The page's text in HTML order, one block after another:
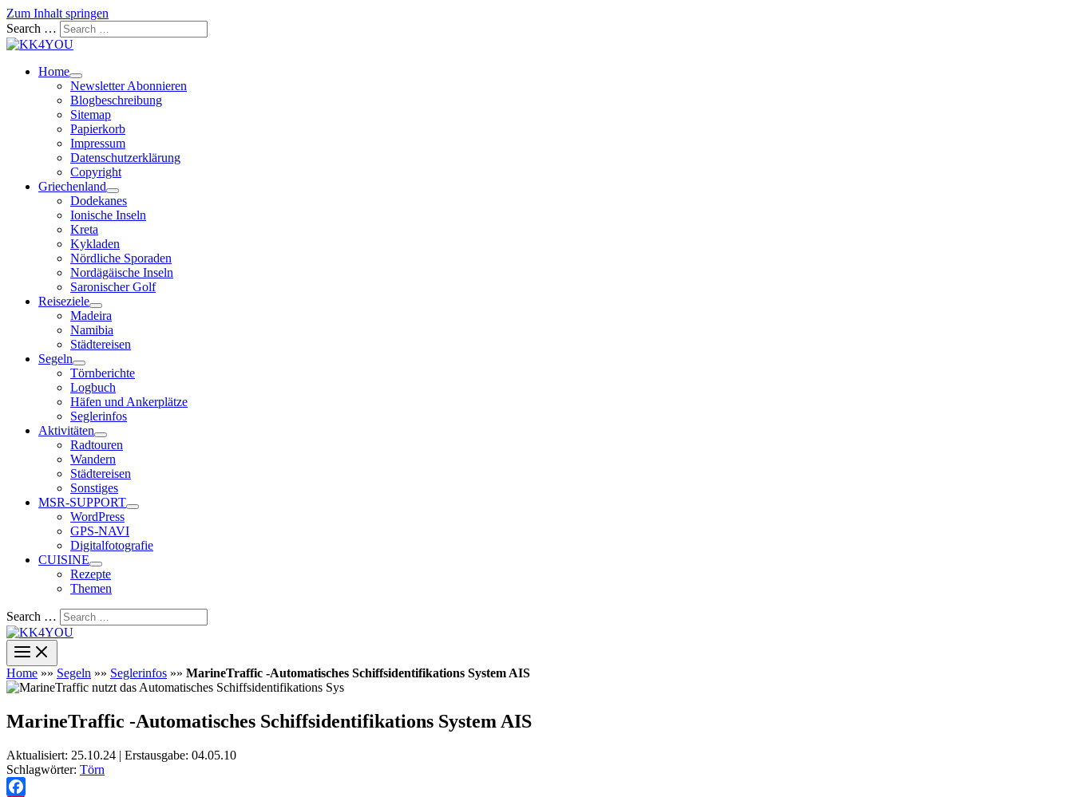
Zum Inhalt springen
Search …
Home
Newsletter Abonnieren
Blogbeschreibung
Sitemap
Papierkorb
Impressum
Datenschutzerklärung
Copyright
Griechenland
Dodekanes
Ionische Inseln
Kreta
Kykladen
Nördliche Sporaden
Nordägäische Inseln
Saronischer Golf
Reiseziele
Madeira
Namibia
Städtereisen
Segeln
Törnberichte
Logbuch
Häfen und Ankerplätze
Seglerinfos
Aktivitäten
Radtouren
Wandern
Städtereisen
Sonstiges
MSR-SUPPORT
WordPress
GPS-NAVI
Digitalfotografie
CUISINE
Rezepte
Themen
Search …
Home »» Segeln »» Seglerinfos »» MarineTraffic -Automatisches Schiffsidentifikations System AIS
MarineTraffic -Automatisches Schiffsidentifikations System AIS
Aktualisiert: 25.10.24 | Erstausgabe: 04.05.10
Schlagwörter: Törn